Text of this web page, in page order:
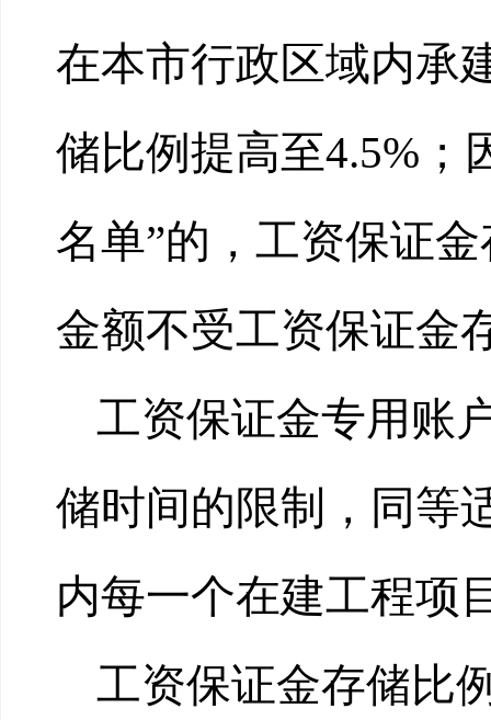
在本市行政区域内承
储比例提高至4.5%；
名单”的，工资保证
金额不受工资保证金
工资保证金专用账
储时间的限制，同等
内每一个在建工程项
工资保证金存储比